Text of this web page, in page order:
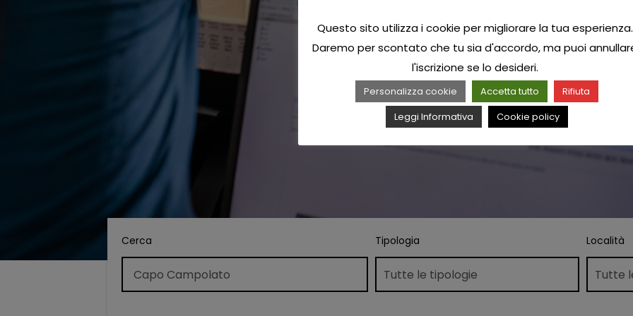
Cerca Tipologia Località
Questo sito utilizza i cookie per migliorare la tua esperienza.
Daremo per scontato che tu sia d'accordo, ma puoi
l'iscrizione se lo desideri.
Personalizza cookie Accetta tutto
Rifiuta
Leggi Informativa
Cookie policy